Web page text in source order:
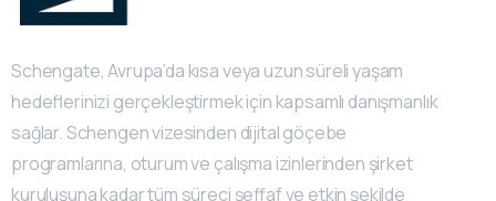
Schengate, Avrupa’da kısa veya uzun süreli yaşam
hedeflerinizi gerçekleştirmek için kapsamlı danışmanlık
sağlar. Schengen vizesinden dijital göçebe
programlarına, oturum ve çalışma izinlerinden şirket
kuruluşuna kadar tüm süreci şeffaf ve etkin şekilde